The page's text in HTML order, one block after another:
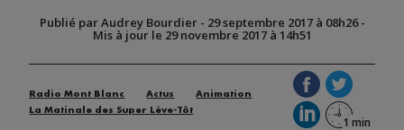
Publié par Audrey Bourdier- 29 septembre 2017 à 08h26-
Mis à jour le 29 novembre 2017 à 14h51
Radio Mont Blanc Actus
Animation
La Matinale des Super Lève-Tôt